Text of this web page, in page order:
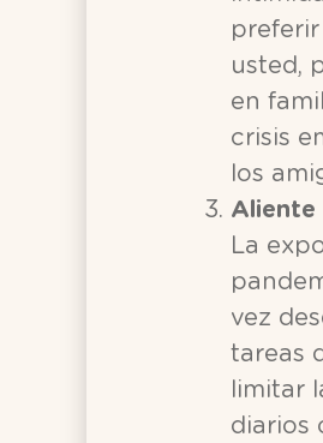
usted,
en
crisis
los
Aliente
La
vez
tareas
limitar
diarios